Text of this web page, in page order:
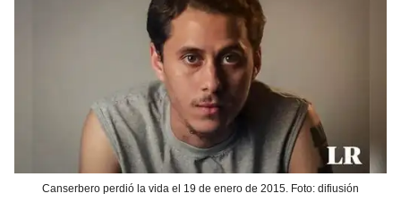
Canserbero perdió la vida el 19 de enero de 2015. Foto: difiusión